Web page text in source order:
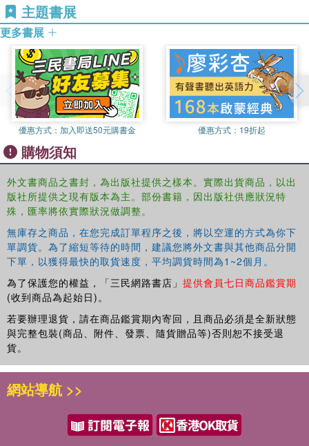
extra-regional powers and traditional regional leaders
during the pandemic, identifying the extent to which
regional cooperation has been possible across several
policy agendas. They argue that fragmented visions of
regionalism, ideological polarization, and weak leadership,
has prevailed from before the pandemic which,
accompanied by adverse interactions among major
powers, has ensured that cooperation has remained
bilateral rather than regional. Ultimately all these factors
have created a complex scenario in which disintegration
dynamics have emerged, darkening, even more, the South
American regional panorama.
Regional and International Cooperation in South America
After COVID
will be an invaluable resource for students,
scholars and policy specialists of regionalism and regional
integration, Latin American studies, international relations
and international political economy.
主題書展
更多書展
優惠方式： 加入即送50元購書金 優惠方式： 19折起
購物須知
外文書商品之書封，為出版社提供之樣本。實際出貨商品，以出
版社所提供之現有版本為主。部份書籍，因出版社供應狀況特
殊，匯率將依實際狀況做調整。
無庫存之商品，在您完成訂單程序之後，將以空運的方式為你下
單調貨。為了縮短等待的時間，建議您將外文書與其他商品分開
下單，以獲得最快的取貨速度，平均調貨時間為1~2個月。
為了保護您的權益，「三民網路書店」 提供會員七日商品鑑賞期
(收到商品為起始日)。
若要辦理退貨，請在商品鑑賞期內寄回，且商品必須是全新狀態
與完整包裝(商品、附件、發票、隨貨贈品等)否則恕不接受退
貨。
網站導航 >>